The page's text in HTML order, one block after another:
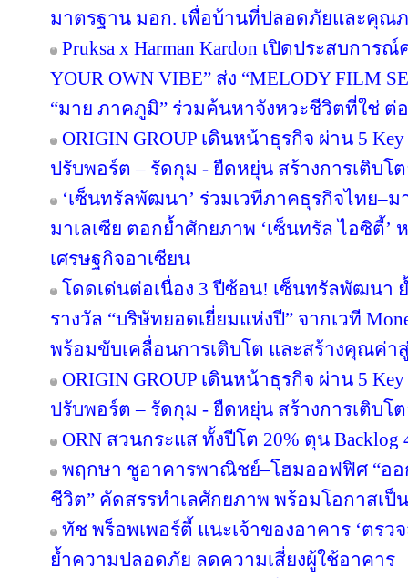
มาตรฐาน มอก. เพื่อบ้านที่ปลอดภัยและคุณ
Pruksa x Harman Kardon เปิดประสบกา
YOUR OWN VIBE” ส่ง “MELODY FILM
“มาย ภาคภูมิ” ร่วมค้นหาจังหวะชีวิตที่ใช่ ต่
ORIGIN GROUP เดินหน้าธุรกิจ ผ่าน 5
ปรับพอร์ต – รัดกุม - ยืดหยุ่น สร้างการเติบโ
‘เซ็นทรัลพัฒนา’ ร่วมเวทีภาคธุรกิจไทย–ม
มาเลเซีย ตอกย้ำศักยภาพ ‘เซ็นทรัล ไอซิตี้
เศรษฐกิจอาเซียน
โดดเด่นต่อเนื่อง 3 ปีซ้อน! เซ็นทรัลพัฒนา
รางวัล “บริษัทยอดเยี่ยมแห่งปี” จากเวที
พร้อมขับเคลื่อนการเติบโต และสร้างคุณค่า
ORIGIN GROUP เดินหน้าธุรกิจ ผ่าน 5
ปรับพอร์ต – รัดกุม - ยืดหยุ่น สร้างการเติบโ
ORN สวนกระแส ทั้งปีโต 20% ตุน
พฤกษา ชูอาคารพาณิชย์–โฮมออฟฟิศ “ออ
ชีวิต” คัดสรรทำเลศักยภาพ พร้อมโอกาสเป็
ทัช พร็อพเพอร์ตี้ แนะเจ้าของอาคาร ‘ตร
ย้ำความปลอดภัย ลดความเสี่ยงผู้ใช้อาคาร